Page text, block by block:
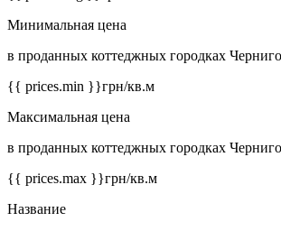
Минимальная цена
в проданных коттеджных городках
{{ prices.min }}грн/кв.м
Максимальная цена
в проданных коттеджных городках
{{ prices.max }}грн/кв.м
Название